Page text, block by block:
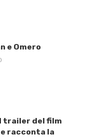
e Omero
trailer del film
racconta la